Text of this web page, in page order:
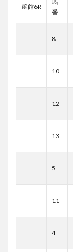
函館6R
番
8
10
12
13
5
11
4